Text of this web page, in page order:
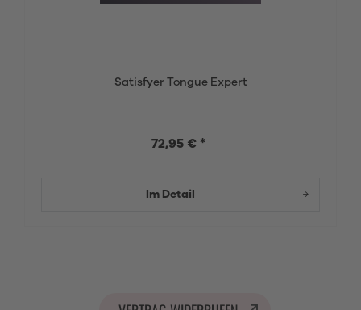
Satisfyer Tongue Expert
72,95 € *
Im Detail